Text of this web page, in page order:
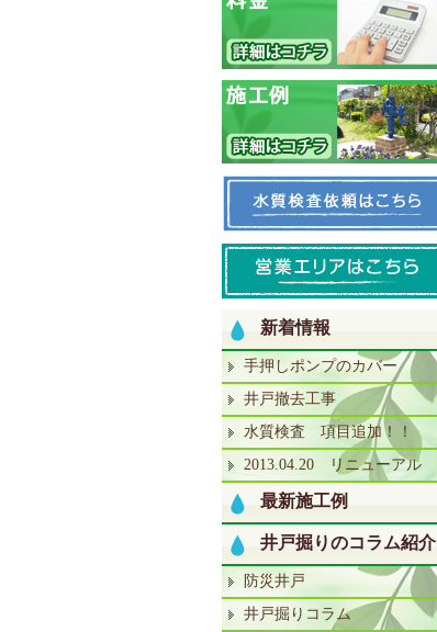
新着情報
手押しポンプのカバー
井戸撤去工事
水質検査 項目追加！！
2013.04.20 リニューアル
最新施工例
井戸掘りのコラム紹介
防災井戸
井戸掘りコラム